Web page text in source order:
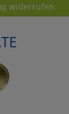
widerrufen